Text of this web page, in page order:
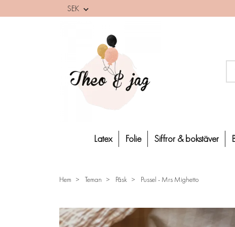
SEK
Latex Folie Siffror & bokstäver
Hem Teman Påsk Pussel - Mrs Mighetto